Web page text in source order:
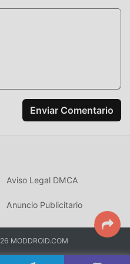
Enviar Comentario
Aviso Legal DMCA
Anuncio Publicitario
MODDROID.COM